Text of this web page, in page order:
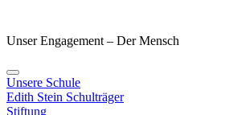
Unser Engagement – Der Mensch
Unsere Schule
Edith Stein Schulträger
Stiftung